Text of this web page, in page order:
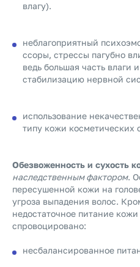
влагу).
неблагоприятный
ссоры, стрессы пагубно
ведь большая часть влаги
стабилизацию нервной
использование
типу кожи косметических
Обезвоженность и сухость
наследственным фактором.
пересушенной кожи на
угроза выпадения волос.
недостаточное питание
спровоцировано:
несбалансированное